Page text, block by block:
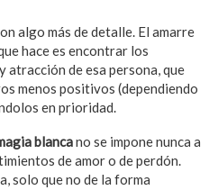
algo más de detalle. El amarre
hace es encontrar los
atracción de esa persona, que
menos positivos (dependiendo
en prioridad.
blancano se impone nunca a
de amor o de perdón.
solo que no de la forma